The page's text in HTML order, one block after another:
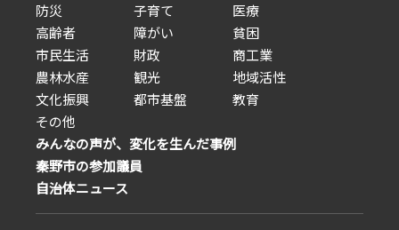
防災
子育て
医療
高齢者
障がい
貧困
市民生活
財政
商工業
農林水産
観光
地域活性
文化振興
都市基盤
教育
その他
みんなの声が、変化を生んだ事例
秦野市の参加議員
自治体ニュース